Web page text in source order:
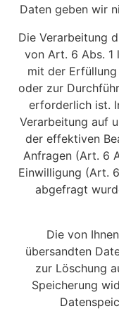
Daten geben wir
Die Verarbeitung
von Art. 6 Abs. 1
mit der
oder zur
erforderlich ist.
Verarbeitung auf
der effektiven
Anfragen (Art. 6
Einwilligung (Art.
abgefragt
Die von
übersandten
zur Löschung
Speicherung